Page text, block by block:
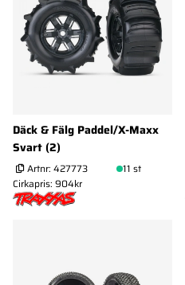
Däck & Fälg Paddel/X-Maxx
Svart (2)
Artnr: 427773
11 st
Cirkapris: 904kr